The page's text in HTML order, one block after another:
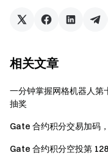
Gate团队 2025年3月
请他人注册
网 下载Gate App
加入Telegram社群 ，
新资讯 **透明度保障**
相关文章
一分钟掌握网格机器人第
抽奖
Gate 合约积分交易加码
Gate 合约积分空投第